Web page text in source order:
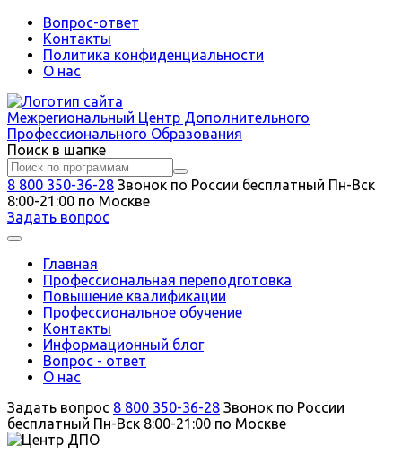
Вопрос-ответ
Контакты
Политика конфиденциальности
О нас
Межрегиональный Центр Дополнительного
Профессионального Образования
Поиск в шапке
8 800 350-36-28 Звонок по России бесплатный Пн-Вск
8:00-21:00 по Москве
Задать вопрос
Главная
Профессиональная переподготовка
Повышение квалификации
Профессиональное обучение
Контакты
Информационный блог
Вопрос - ответ
О нас
Задать вопрос 8 800 350-36-28 Звонок по России
бесплатный Пн-Вск 8:00-21:00 по Москве